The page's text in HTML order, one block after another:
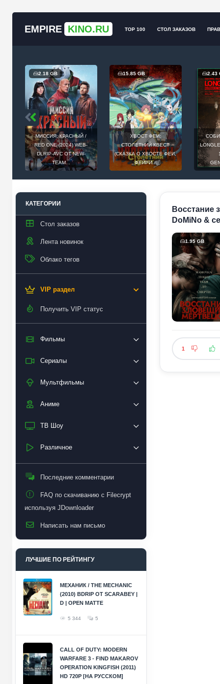
EMPIRE KINO.RU TOP 100 СТОЛ ЗАКАЗОВ
2.18 GB
МИССИЯ: КРАСНЫЙ /
RED ONE (2024) WEB-
DLRIP-AVC ОТ NEW-
TEAM...
15.85 GB
ХВОСТ ФЕИ:
СТОЛЕТНИЙ КВЕСТ
(СКАЗКА О ХВОСТЕ ФЕИ,
ФЕЙРИ...
2.43
КАТЕГОРИИ
Стол заказов
Лента новинок
Облако тегов
VIP раздел
Получить VIP статус
Фильмы
Сериалы
Мультфильмы
Аниме
ТВ Шоу
Различное
Последние комментарии
FAQ по скачиванию с Filecrypt
используя JDownloader
Написать нам письмо
ЛУЧШИЕ ПО РЕЙТИНГУ
МЕХАНИК / THE MECHANIC
(2010) BDRIP ОТ SCARABEY |
D | OPEN MATTE
5 344 5
CALL OF DUTY: MODERN
WARFARE 3 - FIND MAKAROV
OPERATION KINGFISH (2011)
HD 720P [НА РУССКОМ]
Восстание
DoMiNo &
1.95 GB
1